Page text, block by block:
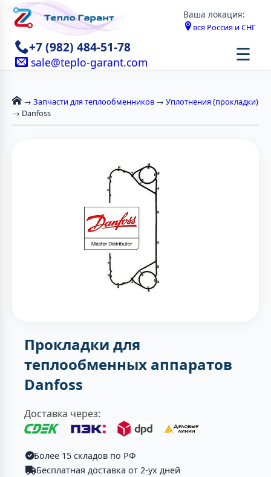
Ваша локация:
вся Россия и СНГ
+7 (982) 484-51-78
sale@teplo-garant.com ☰
→ Запчасти для теплообменников → Уплотнения (прокладки)
→ Danfoss
Прокладки для
теплообменных аппаратов
Danfoss
Доставка через:
Более 15 складов по РФ
Бесплатная доставка от 2-ух дней